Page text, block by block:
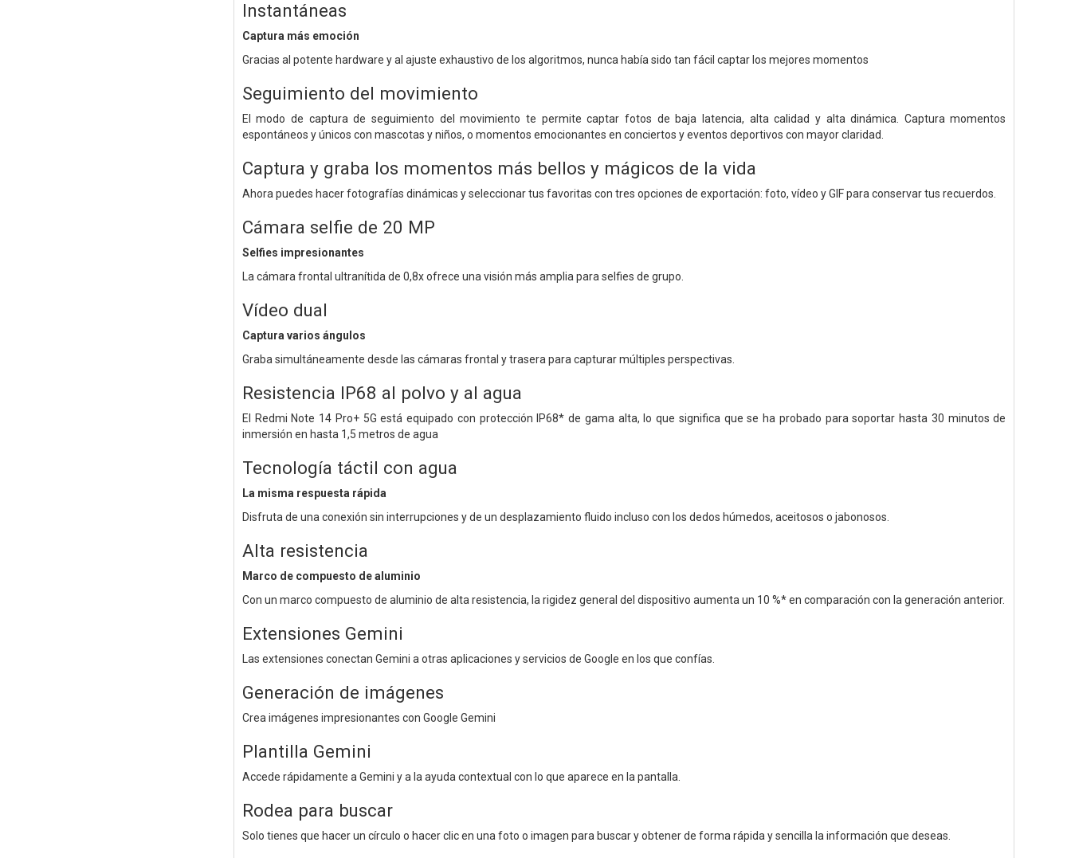
Instantáneas
Captura más emoción
Gracias al potente hardware y al ajuste exhaustivo de los algoritmos, nunca había sido tan fácil captar los mejores momentos
Seguimiento del movimiento
El modo de captura de seguimiento del movimiento te permite captar fotos de baja latencia, alta calidad y alta dinámica. Captura momentos
espontáneos y únicos con mascotas y niños, o momentos emocionantes en conciertos y eventos deportivos con mayor claridad.
Captura y graba los momentos más bellos y mágicos de la vida
Ahora puedes hacer fotografías dinámicas y seleccionar tus favoritas con tres opciones de exportación: foto, vídeo y GIF para conservar tus recuerdos.
Cámara selfie de 20 MP
Selfies impresionantes
La cámara frontal ultranítida de 0,8x ofrece una visión más amplia para selfies de grupo.
Vídeo dual
Captura varios ángulos
Graba simultáneamente desde las cámaras frontal y trasera para capturar múltiples perspectivas.
Resistencia IP68 al polvo y al agua
El Redmi Note 14 Pro+ 5G está equipado con protección IP68* de gama alta, lo que significa que se ha probado para soportar hasta 30 minutos de
inmersión en hasta 1,5 metros de agua
Tecnología táctil con agua
La misma respuesta rápida
Disfruta de una conexión sin interrupciones y de un desplazamiento fluido incluso con los dedos húmedos, aceitosos o jabonosos.
Alta resistencia
Marco de compuesto de aluminio
Con un marco compuesto de aluminio de alta resistencia, la rigidez general del dispositivo aumenta un 10 %* en comparación con la generación anterior.
Extensiones Gemini
Las extensiones conectan Gemini a otras aplicaciones y servicios de Google en los que confías.
Generación de imágenes
Crea imágenes impresionantes con Google Gemini
Plantilla Gemini
Accede rápidamente a Gemini y a la ayuda contextual con lo que aparece en la pantalla.
Rodea para buscar
Solo tienes que hacer un círculo o hacer clic en una foto o imagen para buscar y obtener de forma rápida y sencilla la información que deseas.